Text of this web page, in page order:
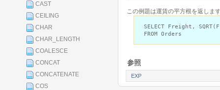
CAST
CEILING
CHAR
CHAR_LENGTH
COALESCE
CONCAT
CONCATENATE
COS
この例題は運賃の平方根を返しま
SELECT Freight,
FROM Orders
参照
EXP